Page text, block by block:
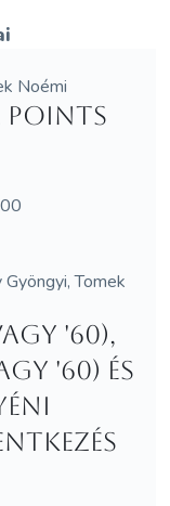
Noémi
Points
Tomek
'60),
'60) és